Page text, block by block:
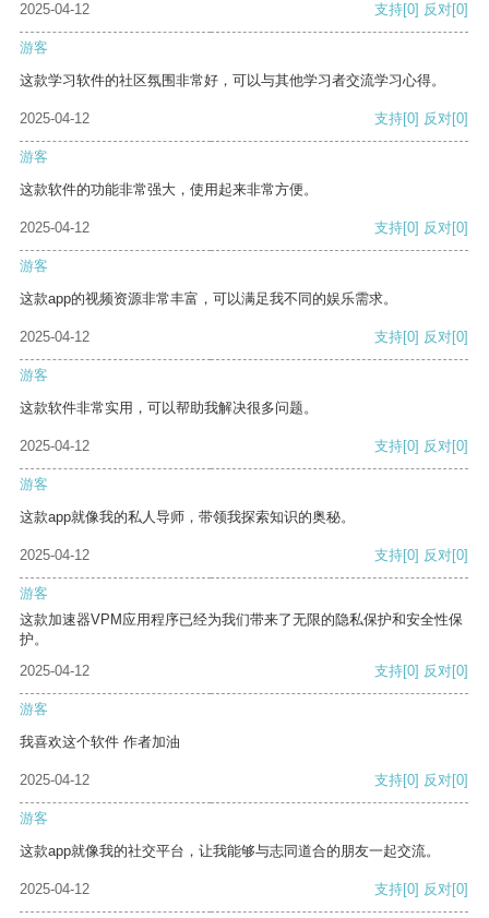
2025-04-12 支持[0] 反对[0]
游客
这款学习软件的社区氛围非常好，可以与其他学习者交流学习心得。
2025-04-12 支持[0] 反对[0]
游客
这款软件的功能非常强大，使用起来非常方便。
2025-04-12 支持[0] 反对[0]
游客
这款app的视频资源非常丰富，可以满足我不同的娱乐需求。
2025-04-12 支持[0] 反对[0]
游客
这款软件非常实用，可以帮助我解决很多问题。
2025-04-12 支持[0] 反对[0]
游客
这款app就像我的私人导师，带领我探索知识的奥秘。
2025-04-12 支持[0] 反对[0]
游客
这款加速器VPM应用程序已经为我们带来了无限的隐私保护和安全性保
护。
2025-04-12
支持[0] 反对[0]
游客
我喜欢这个软件 作者加油
2025-04-12 支持[0] 反对[0]
游客
这款app就像我的社交平台，让我能够与志同道合的朋友一起交流。
2025-04-12 支持[0] 反对[0]